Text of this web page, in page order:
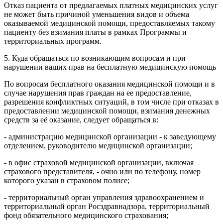
Отказ пациента от предлагаемых платных медицинских услуг
не может быть причиной уменьшения видов и объема
оказываемой медицинской помощи, предоставляемых такому
пациенту без взимания платы в рамках Программы и
территориальных программ.
5. Куда обращаться по возникающим вопросам и при
нарушении ваших прав на бесплатную медицинскую помощь
По вопросам бесплатного оказания медицинской помощи и в
случае нарушения прав граждан на ее предоставление,
разрешения конфликтных ситуаций, в том числе при отказах в
предоставлении медицинской помощи, взимания денежных
средств за её оказание, следует обращаться в:
- администрацию медицинской организации - к заведующему
отделением, руководителю медицинской организации;
- в офис страховой медицинской организации, включая
страхового представителя, - очно или по телефону, номер
которого указан в страховом полисе;
- территориальный орган управления здравоохранением и
территориальный орган Росздравнадзора, территориальный
фонд обязательного медицинского страхования;